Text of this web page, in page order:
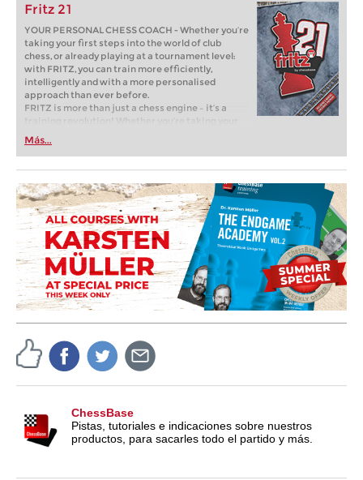
Fritz 21
YOUR PERSONAL CHESS COACH - Whether you’re
taking your first steps into the world of club
chess, or already playing at a tournament level:
with FRITZ, you can train more efficiently,
intelligently and with a more personalised
approach than ever before.
FRITZ is more than just a chess engine – it’s a
training revolution! Whether you’re taking your
first steps into the world of club chess, or already
playing at a tournament level: with FRITZ, you can
train more efficiently, intelligently and with a
more personalised approach than ever before.
Más...
ChessBase
Pistas, tutoriales e indicaciones sobre nuestros
productos, para sacarles todo el partido y más.